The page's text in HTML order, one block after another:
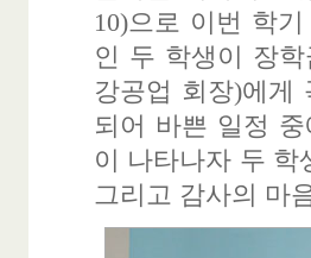
10)으로 이번 학
인 두 학생이 장
강공업 회장)에게
되어 바쁜 일정
이 나타나자 두 학
그리고 감사의 마